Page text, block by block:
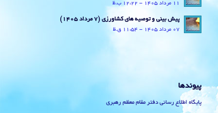
11 مرداد 1405 - 12:22 ب.ظ
پیش بینی و توصیه های کشاورزی (7 مرداد ۱۴۰۵)
07 مرداد 1405 - 11:54 ق.ظ
پیوندها
پایگاه اطلاع رسانی دفتر مقام معظم رهبری